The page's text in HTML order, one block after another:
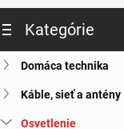
kategórie
Kategórie
Domáca technika
Káble, sieť a antény
Osvetlenie